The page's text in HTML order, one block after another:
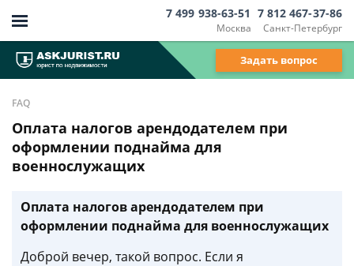
Москва
7 499 938-63-51
Санкт-Петербург
7 812 467-37-86
Задать вопрос
FAQ
Оплата налогов арендодателем при
оформлении поднайма для
военнослужащих
Оплата налогов арендодателем при
оформлении поднайма для военнослужащих
Доброй вечер, такой вопрос. Если я